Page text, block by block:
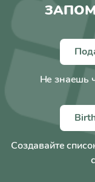
Не знаешь
Создавайте